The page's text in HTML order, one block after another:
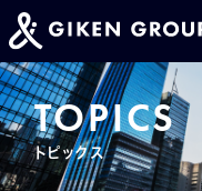
ホーム
事業
TOPICS
トピックス